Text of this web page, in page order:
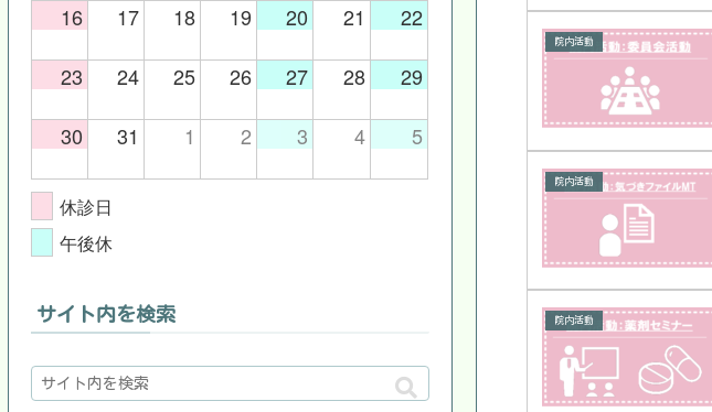
院内活動
院内活動
院内活動
16 17 18 19 20 21 22
23 24 25 26 27 28 29
30 31 1 2 3 4 5
休診日
午後休
サイト内を検索